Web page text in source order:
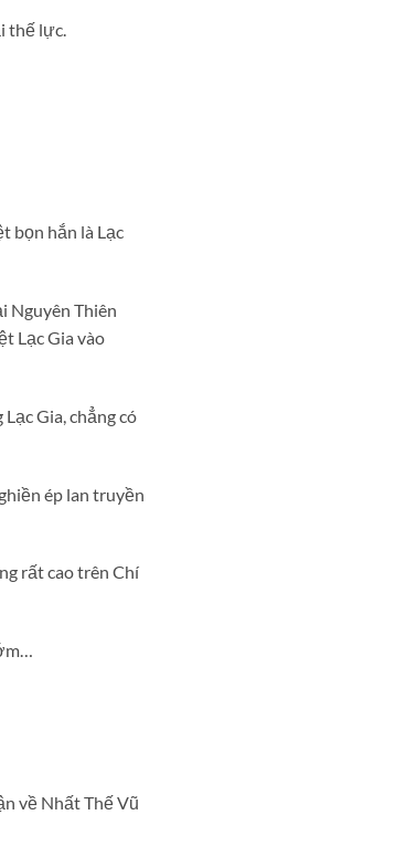
thế lực.
bọn hắn là Lạc
Nguyên Thiên
Lạc Gia vào
Gia, chẳng có
ép lan truyền
rất cao trên Chí
về Nhất Thế Vũ